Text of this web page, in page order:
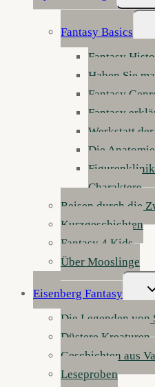
Fantasy Basics
Fantasy
Haben Sie
Fantasy
Fantasy
Werkstatt
Die
Charaktere
Reisen durch die
Kurzgeschichten
Fantasy 4 Kids
Über Mooslinge
Eisenberg Fantasy
Die Legenden von
Düstere Kreaturen
Geschichten aus
Leseproben